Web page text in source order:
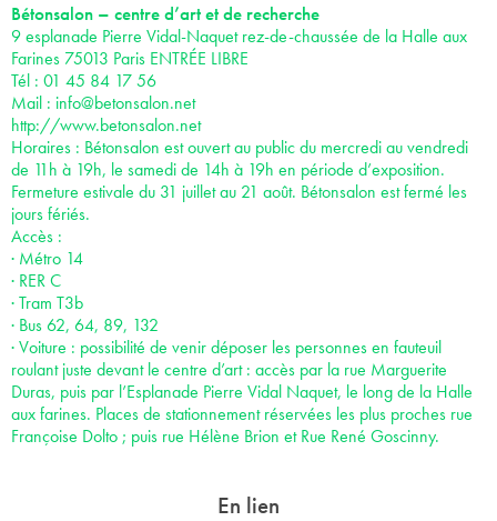
Bétonsalon – centre d’art et de recherche
9 esplanade Pierre Vidal-Naquet rez-de-chaussée de la Halle aux
Farines 75013 Paris ENTRÉE LIBRE
Tél : 01 45 84 17 56
Mail : info@betonsalon.net
http://www.betonsalon.net
Horaires : Bétonsalon est ouvert au public du mercredi au vendredi
de 11h à 19h, le samedi de 14h à 19h en période d’exposition.
Fermeture estivale du 31 juillet au 21 août. Bétonsalon est fermé les
jours fériés.
Accès :
· Métro 14
· RER C
· Tram T3b
· Bus 62, 64, 89, 132
· Voiture : possibilité de venir déposer les personnes en fauteuil
roulant juste devant le centre d’art : accès par la rue Marguerite
Duras, puis par l’Esplanade Pierre Vidal Naquet, le long de la Halle
aux farines. Places de stationnement réservées les plus proches rue
Françoise Dolto ; puis rue Hélène Brion et Rue René Goscinny.
En lien